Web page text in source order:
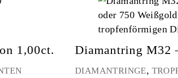
1,00ct. Diamantring M32
DIAMANTRINGE,